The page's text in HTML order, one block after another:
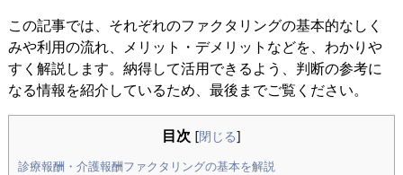
この記事では、それぞれのファクタリングの基本的なしく
みや利用の流れ、メリット・デメリットなどを、わかりや
すく解説します。納得して活用できるよう、判断の参考に
なる情報を紹介しているため、最後までご覧ください。
目次 [閉じる]
診療報酬・介護報酬ファクタリングの基本を解説